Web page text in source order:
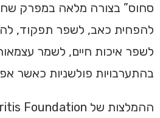
סחוס” בצורה מלאה במפרק
להפחית כאב, לשפר תפקוד,
לשפר איכות חיים, לשמר
בהתערבויות פולשניות כאשר